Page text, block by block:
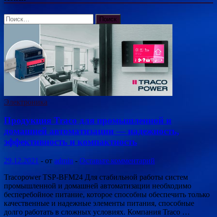
Найти:
Электроника
Продукция Traco для промышленной и
домашней автоматизации — надежность,
эффективность и компактность
29.12.2021 - от admin - Оставьте комментарий
Tracopower TSP-BFM24 Для стабильной работы систем
промышленной и домашней автоматизации необходимо
бесперебойное питание, которое способны обеспечить только
качественные и надежные элементы питания, способные
долго работать в сложных условиях. Компания Traco …